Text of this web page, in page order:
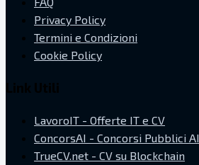
Privacy Policy
Termini e Condizioni
Cookie Policy
LavoroIT - Offerte IT e CV
ConcorsAI - Concorsi Pubblici AI
TrueCV.net - CV su Blockchain